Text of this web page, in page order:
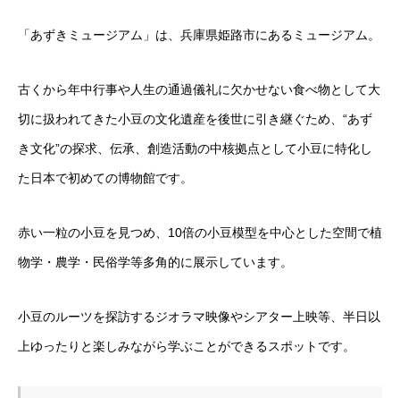
「あずきミュージアム」は、兵庫県姫路市にあるミュージアム。
古くから年中行事や人生の通過儀礼に欠かせない食べ物として大
切に扱われてきた小豆の文化遺産を後世に引き継ぐため、“あず
き文化”の探求、伝承、創造活動の中核拠点として小豆に特化し
た日本で初めての博物館です。
赤い一粒の小豆を見つめ、10倍の小豆模型を中心とした空間で植
物学・農学・民俗学等多角的に展示しています。
小豆のルーツを探訪するジオラマ映像やシアター上映等、半日以
上ゆったりと楽しみながら学ぶことができるスポットです。